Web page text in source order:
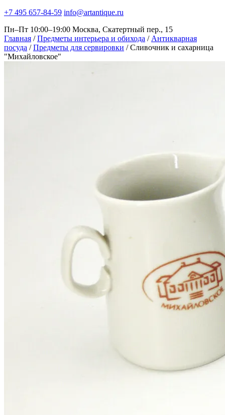
+7 495 657-84-59 info@artantique.ru
Пн–Пт 10:00–19:00 Москва, Скатертный пер., 15
Главная / Предметы интерьера и обихода / Антикварная
посуда / Предметы для сервировки / Сливочник и сахарница
"Михайловское"